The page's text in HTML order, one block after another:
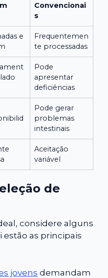
Convencionai
s
e
Frequentemen
te processadas
Pode
apresentar
deficiências
Pode gerar
problemas
intestinais
Aceitação
variável
de
considere alguns
estão as principais
jovens demandam